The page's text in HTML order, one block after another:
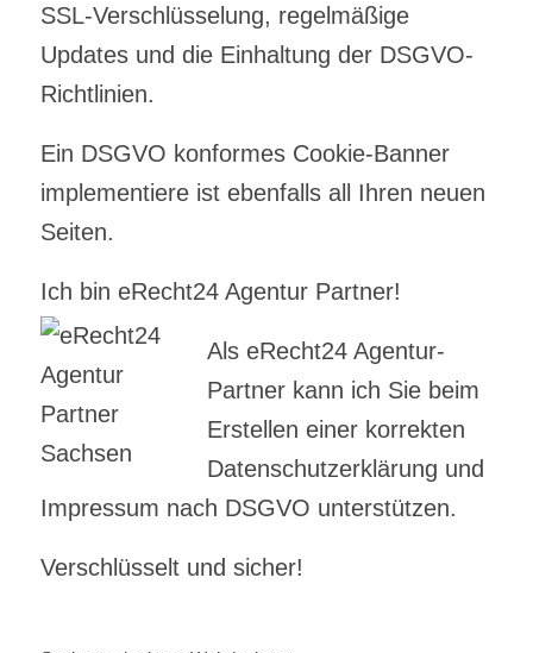
SSL-Verschlüsselung, regelmäßige
Updates und die Einhaltung der DSGVO-
Richtlinien.
Ein DSGVO konformes Cookie-Banner
implementiere ist ebenfalls all Ihren neuen
Seiten.
Ich bin eRecht24 Agentur Partner!
Als eRecht24 Agentur-
Partner kann ich Sie beim
Erstellen einer korrekten
Datenschutzerklärung und
Impressum nach DSGVO unterstützen.
Verschlüsselt und sicher!